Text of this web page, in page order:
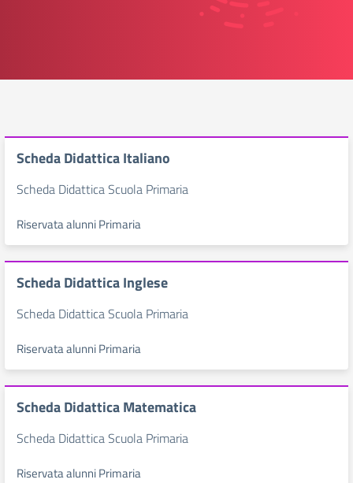
Scheda Didattica Italiano
Scheda Didattica Scuola Primaria
Riservata alunni Primaria
Scheda Didattica Inglese
Scheda Didattica Scuola Primaria
Riservata alunni Primaria
Scheda Didattica Matematica
Scheda Didattica Scuola Primaria
Riservata alunni Primaria